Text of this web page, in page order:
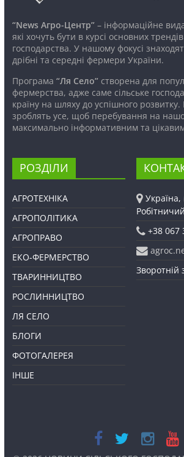
“News Агро-Центр”– інформаційне
які хочуть бути в курсі основних
господарства. У нашому фокусі
дрібні та середні фермери України.
Програма “Ля Село”створена для
фермерства, адже саме сільське
країну на шляху до успішного
зроблять усе, щоб перебування на
максимально інформативним та
РОЗДІЛИ
АГРОТЕХНІКА
АГРОПОЛІТИКА
АГРОПРАВО
ЕКО-ФЕРМЕРСТВО
ТВАРИННИЦТВО
РОСЛИННИЦТВО
ЛЯ СЕЛО
БЛОГИ
ФОТОГАЛЕРЕЯ
ІНШЕ
+38 067
Зворотній